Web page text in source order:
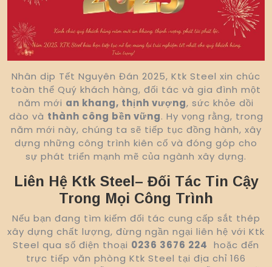
Nhân dịp Tết Nguyên Đán 2025, Ktk Steel xin chúc
toàn thể Quý khách hàng, đối tác và gia đình một
năm mới an khang, thịnh vượng, sức khỏe dồi
dào và thành công bền vững. Hy vọng rằng, trong
năm mới này, chúng ta sẽ tiếp tục đồng hành, xây
dựng những công trình kiên cố và đóng góp cho
sự phát triển mạnh mẽ của ngành xây dựng.
Liên Hệ Ktk Steel– Đối Tác Tin Cậy
Trong Mọi Công Trình
Nếu bạn đang tìm kiếm đối tác cung cấp sắt thép
xây dựng chất lượng, đừng ngần ngại liên hệ với Ktk
Steel qua số điện thoại 0236 3676 224 hoặc đến
trực tiếp văn phòng Ktk Steel tại địa chỉ 166